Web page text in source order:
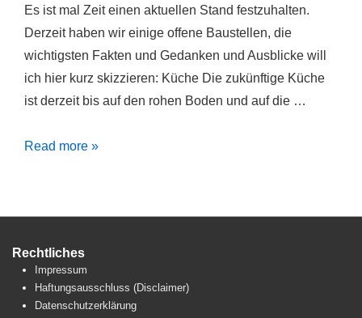
Es ist mal Zeit einen aktuellen Stand festzuhalten.
Derzeit haben wir einige offene Baustellen, die
wichtigsten Fakten und Gedanken und Ausblicke will
ich hier kurz skizzieren: Küche Die zukünftige Küche
ist derzeit bis auf den rohen Boden und auf die …
Aktueller
Read more »
Rechtliches
Impressum
Haftungsausschluss (Disclaimer)
Datenschutzerklärung